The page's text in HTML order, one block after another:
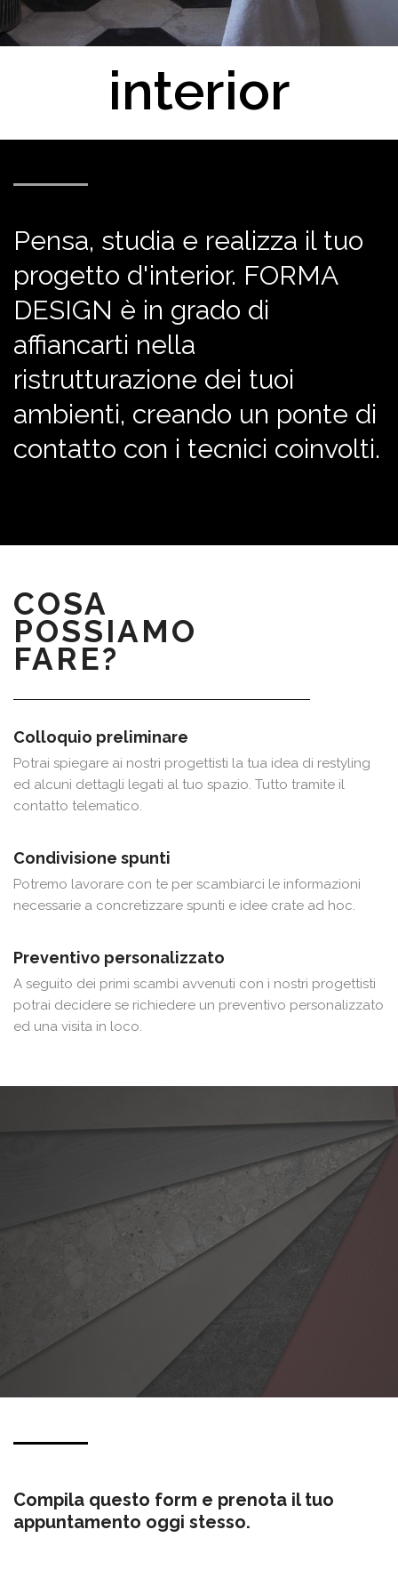
interior
Pensa, studia e realizza il tuo
progetto d'interior. FORMA
DESIGN è in grado di
affiancarti nella
ristrutturazione dei tuoi
ambienti, creando un ponte di
contatto con i tecnici coinvolti.
COSA
POSSIAMO
FARE?
Colloquio preliminare
Potrai spiegare ai nostri progettisti la tua idea di restyling
ed alcuni dettagli legati al tuo spazio. Tutto tramite il
contatto telematico.
Condivisione spunti
Potremo lavorare con te per scambiarci le informazioni
necessarie a concretizzare spunti e idee crate ad hoc.
Preventivo personalizzato
A seguito dei primi scambi avvenuti con i nostri progettisti
potrai decidere se richiedere un preventivo personalizzato
ed una visita in loco.
Compila questo form e prenota il tuo
appuntamento oggi stesso.